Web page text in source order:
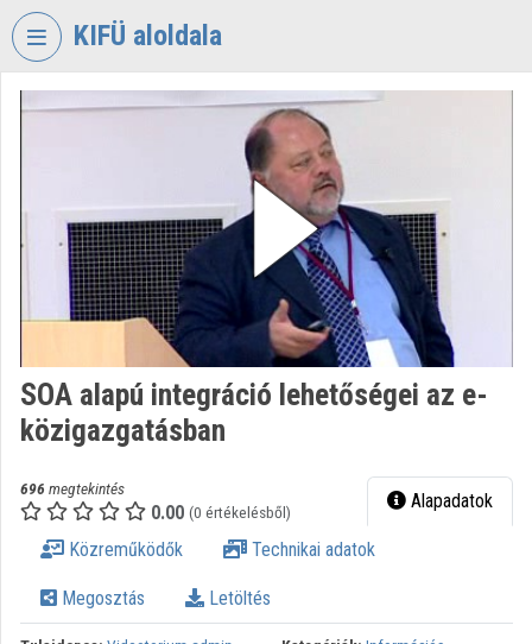
Fejléc kihagyása
KIFÜ aloldala
VIDEOTORIUM
FEJLESZTÉSI
ÜGYNÖKSÉG
Intézményi kezdőlap
Intézményi felfedezés
Kategóriák
Intézményi listák
Intézmények
Közreműködők
SOA alapú integráció lehetőségei az e-
közigazgatásban
696 megtekintés
0.00 (0 értékelésből) Alapadatok
Közreműködők Technikai adatok
Megosztás Letöltés